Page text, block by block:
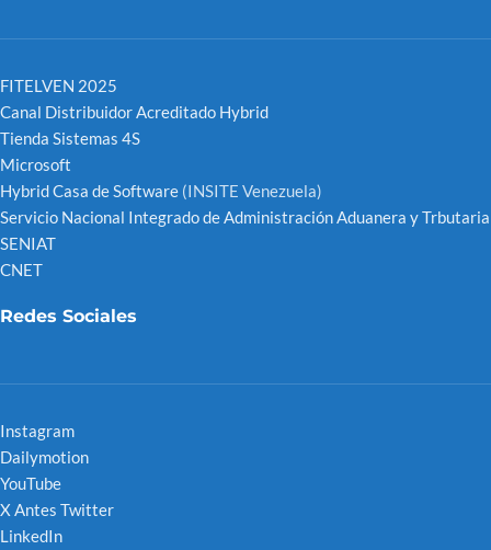
FITELVEN 2025
Canal Distribuidor Acreditado Hybrid
Tienda Sistemas 4S
Microsoft
Hybrid Casa de Software (INSITE Venezuela)
Servicio Nacional Integrado de Administración Aduanera y Trbutaria
SENIAT
CNET
Redes Sociales
Instagram
Dailymotion
YouTube
X Antes Twitter
LinkedIn